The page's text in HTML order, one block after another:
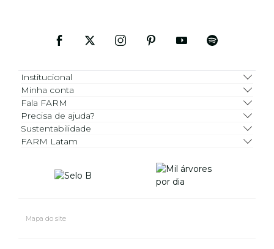
Institucional
Minha conta
Fala FARM
Precisa de ajuda?
Sustentabilidade
FARM Latam
Mapa do site